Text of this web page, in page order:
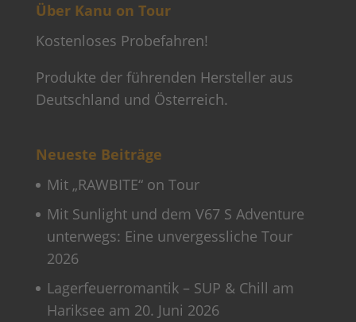
Über Kanu on Tour
Kostenloses Probefahren!
Produkte der führenden Hersteller aus
Deutschland und Österreich.
Neueste Beiträge
Mit „RAWBITE“ on Tour
Mit Sunlight und dem V67 S Adventure
unterwegs: Eine unvergessliche Tour
2026
Lagerfeuerromantik – SUP & Chill am
Hariksee am 20. Juni 2026